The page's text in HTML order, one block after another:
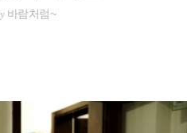
바람처럼~